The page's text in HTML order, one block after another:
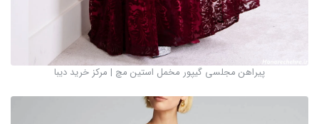
پیراهن مجلسی گیپور مخمل استین مچ | مرکز خرید دیبا